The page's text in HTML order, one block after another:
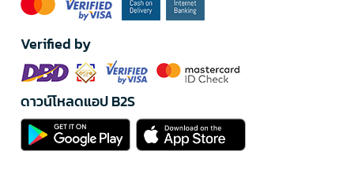
Verified by
ดาวน์โหลดแอป B2S